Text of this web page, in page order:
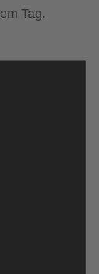
Tag.